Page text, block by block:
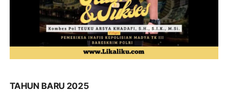
TAHUN BARU 2025